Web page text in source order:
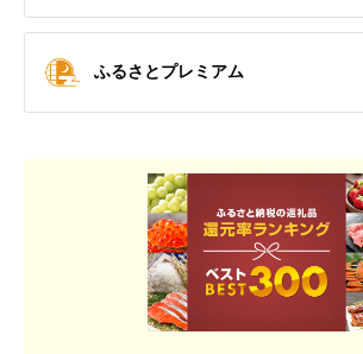
ふるさとプレミアム